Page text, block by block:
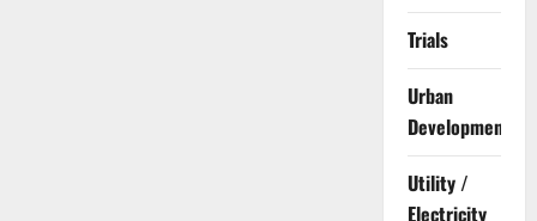
Trials
Urban
Development
Utility /
Electricity